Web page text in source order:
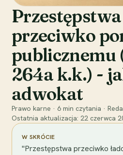
Przestępstwa
przeciwko
publicznemu
264a k.k.) -
adwokat
Prawo karne · 6 min czytania ·
Ostatnia aktualizacja: 22 czerwca
W SKRÓCIE
"Przestępstwa przeciwko